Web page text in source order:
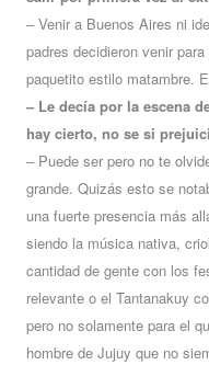
– Venir a Buenos Aires ni
padres decidieron venir
paquetito estilo matambre.
– Le decía por la escena
hay cierto, no se si
– Puede ser pero no te
grande. Quizás esto se
una fuerte presencia más
siendo la música nativa,
cantidad de gente con los
relevante o el Tantanakuy
pero no solamente para el
hombre de Jujuy que no